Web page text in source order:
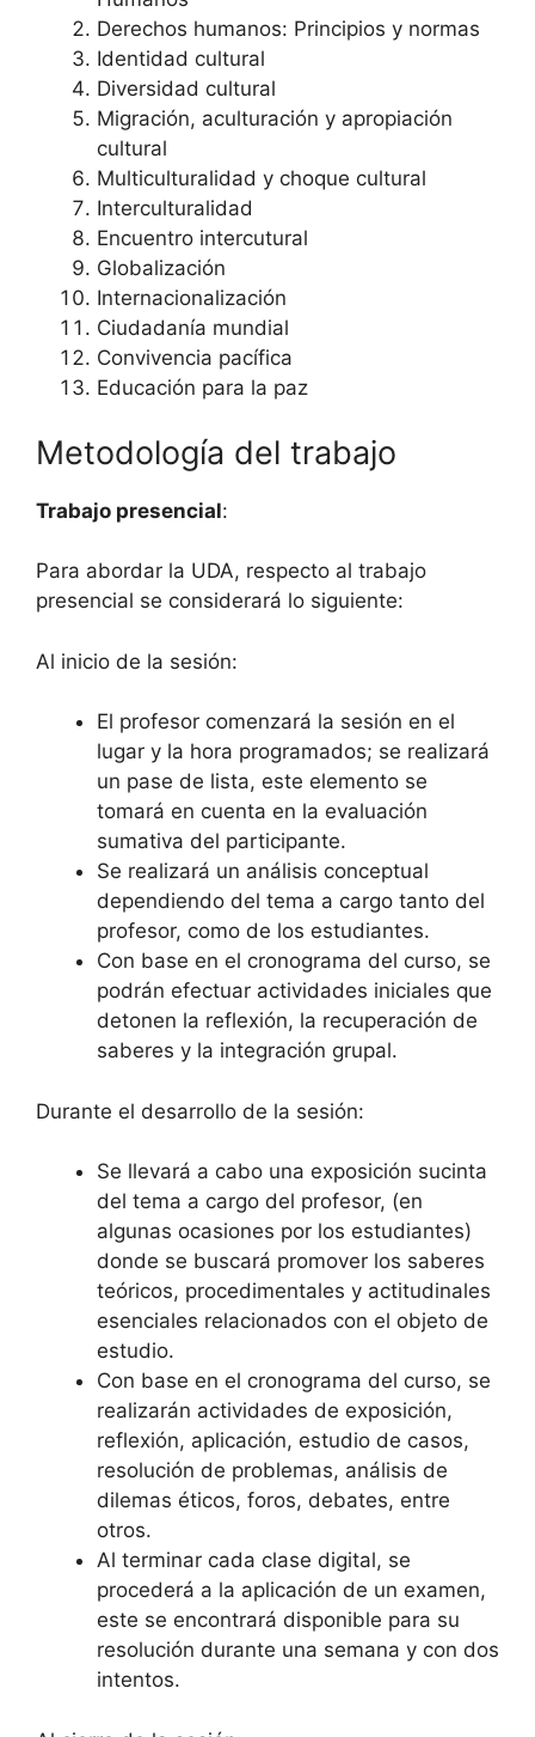
Derechos humanos: Principios y normas
Identidad cultural
Diversidad cultural
Migración, aculturación y apropiación
cultural
Multiculturalidad y choque cultural
Interculturalidad
Encuentro intercutural
Globalización
Internacionalización
Ciudadanía mundial
Convivencia pacífica
Educación para la paz
Metodología del trabajo
Trabajo presencial:
Para abordar la UDA, respecto al trabajo
presencial se considerará lo siguiente:
Al inicio de la sesión:
El profesor comenzará la sesión en el
lugar y la hora programados; se realizará
un pase de lista, este elemento se
tomará en cuenta en la evaluación
sumativa del participante.
Se realizará un análisis conceptual
dependiendo del tema a cargo tanto del
profesor, como de los estudiantes.
Con base en el cronograma del curso, se
podrán efectuar actividades iniciales que
detonen la reflexión, la recuperación de
saberes y la integración grupal.
Durante el desarrollo de la sesión:
Se llevará a cabo una exposición sucinta
del tema a cargo del profesor, (en
algunas ocasiones por los estudiantes)
donde se buscará promover los saberes
teóricos, procedimentales y actitudinales
esenciales relacionados con el objeto de
estudio.
Con base en el cronograma del curso, se
realizarán actividades de exposición,
reflexión, aplicación, estudio de casos,
resolución de problemas, análisis de
dilemas éticos, foros, debates, entre
otros.
Al terminar cada clase digital, se
procederá a la aplicación de un examen,
este se encontrará disponible para su
resolución durante una semana y con dos
intentos.